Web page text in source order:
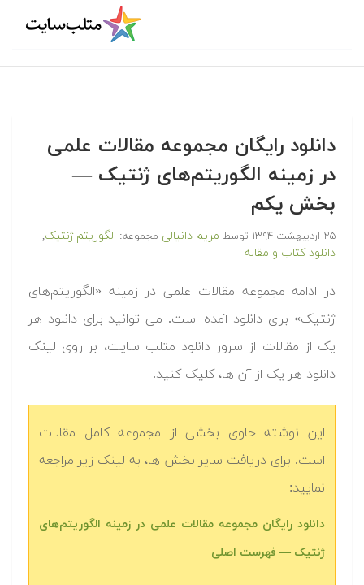
دانلود رایگان مجموعه مقالات علمی
در زمینه الگوریتم‌های ژنتیک —
بخش یکم
۲۵ اردیبهشت ۱۳۹۴ توسط مریم دانیالی مجموعه: الگوریتم ژنتیک,
دانلود کتاب و مقاله
در ادامه مجموعه مقالات علمی در زمینه «الگوریتم‌های
ژنتیک» برای دانلود آمده است. می توانید برای دانلود هر
یک از مقالات از سرور دانلود متلب سایت، بر روی لینک
دانلود هر یک از آن ها، کلیک کنید.
این نوشته حاوی بخشی از مجموعه کامل مقالات
است. برای دریافت سایر بخش ها، به لینک زیر مراجعه
نمایید:
دانلود رایگان مجموعه مقالات علمی در زمینه الگوریتم‌های
ژنتیک — فهرست اصلی